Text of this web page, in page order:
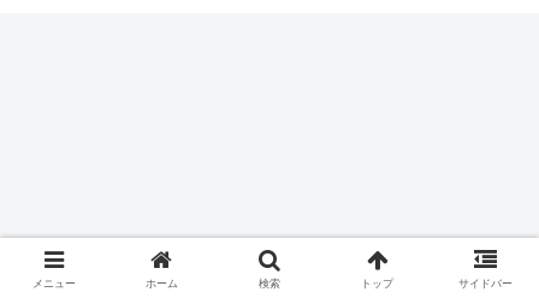
メニュー ホーム 検索 トップ サイドバー